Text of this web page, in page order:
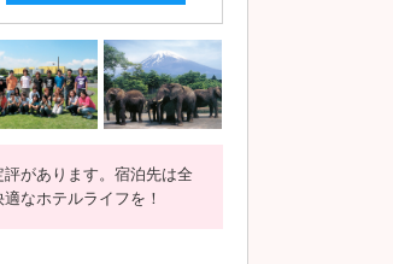
があります。宿泊先は全
なホテルライフを！